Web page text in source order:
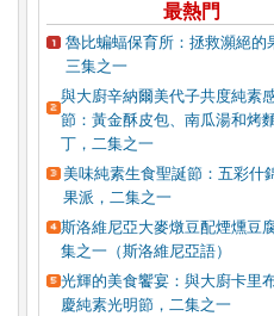
最熱門
魯比蝙蝠保育所：拯救瀕絕的
三集之一
與大廚辛納爾美代子共度純素
節：黃金酥皮包、南瓜湯和烤
丁，二集之一
美味純素生食聖誕節：五彩什
果派，二集之一
斯洛維尼亞大麥燉豆配煙燻豆
集之一（斯洛維尼亞語）
光輝的美食饗宴：與大廚卡里
慶純素光明節，二集之一